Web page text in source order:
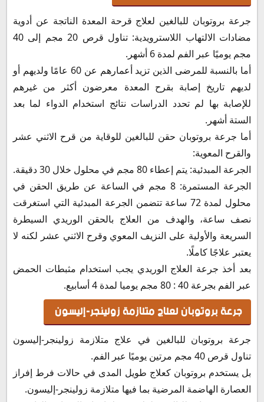
جرعة بروتوبان للبالغين لعلاج قرحة المعدة الناتجة عن أدوية
مضادات الالتهاب اللاسترويدية: تناول قرص 20 مجم إلى 40
مجم يوميًا عبر الفم لمدة 6 أشهر.
أما بالنسبة للمرضى الذين تزيد أعمارهم عن 60 عامًا ولديهم أو
لديهم تاريخ إصابة بقرح المعدة معرضون أكثر من غيرهم
للإصابة بها لم تحدد الدراسات نتائج استخدام الدواء لما بعد
الستة أشهر.
أما جرعة بروتوبان حقن للبالغين للوقاية من قرح الاثني عشر
والقرح المعوية:
الجرعة المبدئية: يتم إعطاء 80 مجم في محلول خلال 30 دقيقة.
الجرعة المستمرة: 8 مجم في الساعة عن طريق الحقن في
محلول لمدة 72 ساعة تتضمن الجرعة المبدئية التي استغرقت
نصف ساعة، والهدف من العلاج بالحقن الوريدي السيطرة
السريعة والأولية على النزيف المعوي وقرح الاثني عشر لكنه لا
يعتبر علاجًا كاملًا.
بعد أخذ جرعة العلاج الوريدي يجب استخدام مثبطات الحمض
عبر الفم بجرعة 40 : 80 مجم يوميا لمدة 4 أسابيع.
جرعة بروتوبان لعلاج متلازمة زولينجر-إليسون
جرعة بروتوبان للبالغين في علاج متلازمة زولينجر-إليسون
تناول قرص 40 مجم مرتين يوميًا عبر الفم.
بل يستخدم بروتوبان كعلاج طويل المدى في حالات فرط إفراز
العصارة الهاضمة المرضية بما فيها متلازمة زولينجر-إليسون.